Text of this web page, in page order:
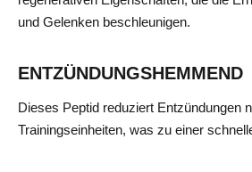
und Gelenken beschleunigen.
ENTZÜNDUNGSHEMMEND
Dieses Peptid reduziert Entzündungen
Trainingseinheiten, was zu einer